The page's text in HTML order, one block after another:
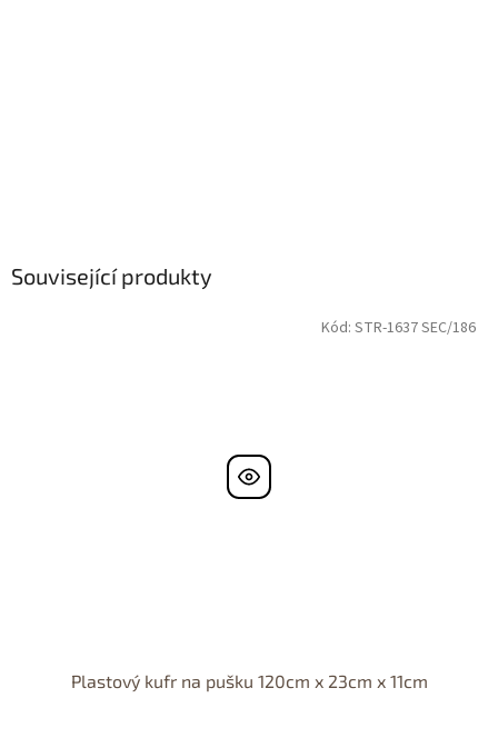
Související produkty
Plastový kufr na pušku 120cm x 23cm x 11cm
Kód: STR-1637 SEC/186